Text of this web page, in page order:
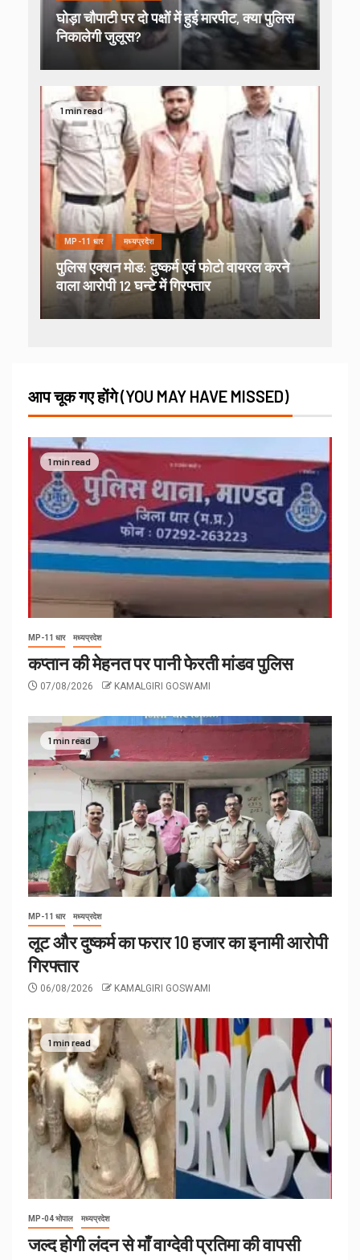
घोड़ा चौपाटी पर दो पक्षों में हुई मारपीट, क्या पुलिस
निकालेगी जुलूस?
1 min read
MP-11 धार मध्यप्रदेश
पुलिस एक्शन मोड: दुष्कर्म एवं फोटो वायरल करने
वाला आरोपी 12 घन्टे में गिरफ्तार
आप चूक गए होंगे (YOU MAY HAVE MISSED)
1 min read
MP-11 धार मध्यप्रदेश
कप्तान की मेहनत पर पानी फेरती मांडव पुलिस
07/08/2026 KAMALGIRI GOSWAMI
1 min read
MP-11 धार मध्यप्रदेश
लूट और दुष्कर्म का फरार 10 हजार का इनामी आरोपी
गिरफ्तार
06/08/2026 KAMALGIRI GOSWAMI
1 min read
MP-04 भोपाल मध्यप्रदेश
जल्द होगी लंदन से माँ वाग्देवी प्रतिमा की वापसी